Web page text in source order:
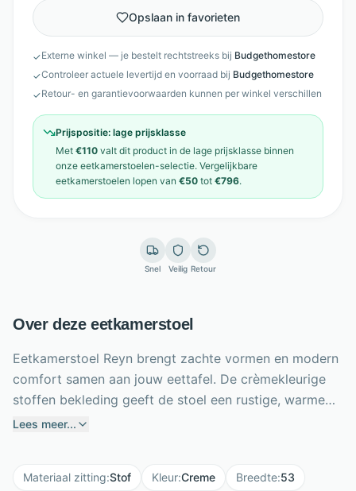
Opslaan in favorieten
✓Externe winkel — je bestelt rechtstreeks bij Budgethomestore
✓Controleer actuele levertijd en voorraad bij Budgethomestore
✓Retour- en garantievoorwaarden kunnen per winkel verschillen
Prijspositie: lage prijsklasse
Met €110 valt dit product in de lage prijsklasse binnen
onze eetkamerstoelen-selectie. Vergelijkbare
eetkamerstoelen lopen van €50 tot €796.
Snel Veilig Retour
Over deze eetkamerstoel
Eetkamerstoel Reyn brengt zachte vormen en modern
comfort samen aan jouw eettafel. De crèmekleurige
stoffen bekleding geeft de stoel een rustige, warme
uitstraling, terwijl de slanke zwarte metalen poten
avonden met vrienden. Met een breedte van 53 cm,
Lees meer...
Materiaal zitting:Stof Kleur:Creme Breedte:53